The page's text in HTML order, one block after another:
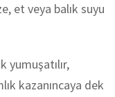
et veya balık suyu
yumuşatılır,
kazanıncaya dek